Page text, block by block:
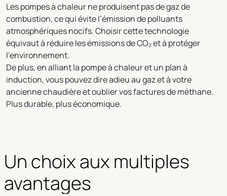
Les pompes à chaleur ne produisent pas de gaz de
combustion, ce qui évite l’émission de polluants
atmosphériques nocifs. Choisir cette technologie
équivaut à réduire les émissions de CO₂ et à protéger
l’environnement.
De plus, en alliant la pompe à chaleur et un plan à
induction, vous pouvez dire adieu au gaz et à votre
ancienne chaudière et oublier vos factures de méthane.
Plus durable, plus économique.
Un choix aux multiples
avantages